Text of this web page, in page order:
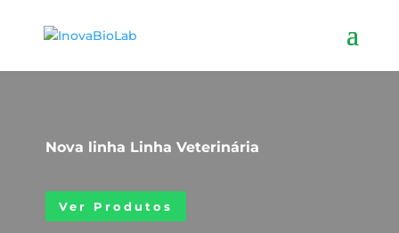
Nova linha Linha Veterinária
Ver Produtos